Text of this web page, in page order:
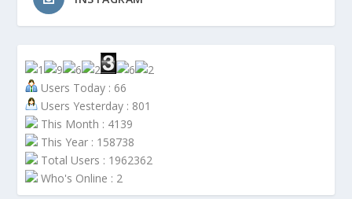
Users Today : 66
Users Yesterday : 801
This Month : 4139
This Year : 158738
Total Users : 1962362
Who's Online : 2